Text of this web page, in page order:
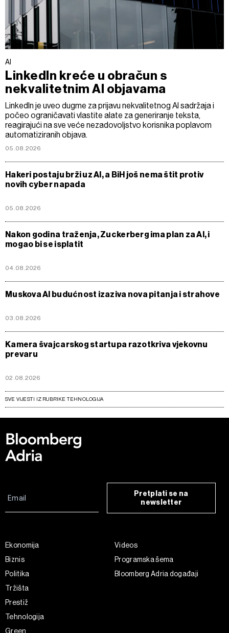
AI
LinkedIn kreće u obračun s
nekvalitetnim AI objavama
LinkedIn je uveo dugme za prijavu nekvalitetnog AI sadržaja i
počeo ograničavati vlastite alate za generiranje teksta,
reagirajući na sve veće nezadovoljstvo korisnika poplavom
automatiziranih objava.
05.08.2026
Hakeri postaju brži uz AI, a BiH još nema štit protiv
novih cyber napada
05.08.2026
Nakon godina traženja, Zuckerberg ima plan za Al, i
mogao bi se isplatit
04.08.2026
Muskova AI budućnost izaziva nova pitanja i strahove
03.08.2026
Kamera švajcarskog startupa razotkriva vjekovnu
prevaru
02.08.2026
SVE VIJESTI IZ RUBRIKE TEHNOLOGIJA
Pretplati se na
newsletter
Ekonomija
Biznis
Politika
Tržišta
Prestiž
Tehnologija
Green
Videos
Programska šema
Bloomberg Adria događaji